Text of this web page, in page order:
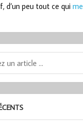
d’un peu tout ce quime